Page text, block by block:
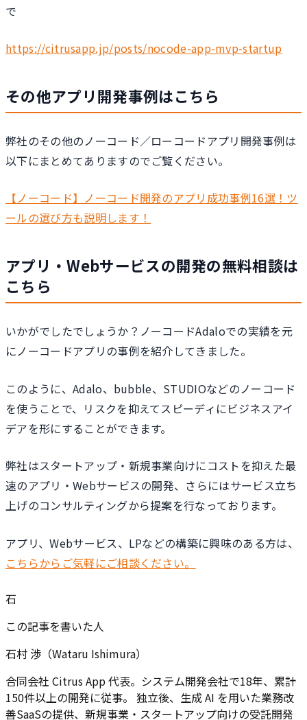
で
https://citrusapp.jp/posts/nocode-app-mvp-startup
その他アプリ開発事例はこちら
弊社のその他のノーコード／ローコードアプリ開発事例は
以下にまとめてありますのでご覧ください。
【ノーコード】ノーコード開発のアプリ成功事例16選！ツ
ールの選び方も説明します！
アプリ・Webサービスの開発の無料相談は
こちら
いかがでしたでしょうか？ノーコードAdaloでの実績を元
にノーコードアプリの事例を紹介してきました。
このように、Adalo、bubble、STUDIOなどのノーコード
を使うことで、リスクを抑えてスピーディにビジネスアイ
デアを形にすることができます。
弊社はスタートアップ・新規事業向けにコストを抑えた最
速のアプリ・Webサービスの開発、さらにはサービス立ち
上げのコンサルティングから提案を行なっております。
アプリ、Webサービス、LPなどの構築に興味のある方は、
こちらからご気軽にご相談ください。
石
この記事を書いた人
石村 渉（Wataru Ishimura）
合同会社 Citrus App 代表。システム開発会社で18年、累計
150件以上の開発に従事。 独立後、生成 AI を用いた業務改
善SaaSの提供、新規事業・スタートアップ向けの受託開発